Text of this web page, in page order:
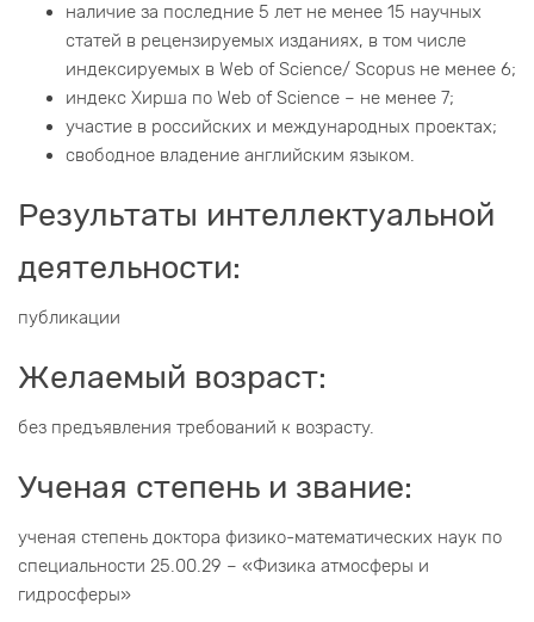
наличие за последние 5 лет не менее 15 научных
статей в рецензируемых изданиях, в том числе
индексируемых в Web of Science/ Scopus не менее 6;
индекс Хирша по Web of Science – не менее 7;
участие в российских и международных проектах;
свободное владение английским языком.
Результаты интеллектуальной
деятельности:
публикации
Желаемый возраст:
без предъявления требований к возрасту.
Ученая степень и звание:
ученая степень доктора физико-математических наук по
специальности 25.00.29 – «Физика атмосферы и
гидросферы»